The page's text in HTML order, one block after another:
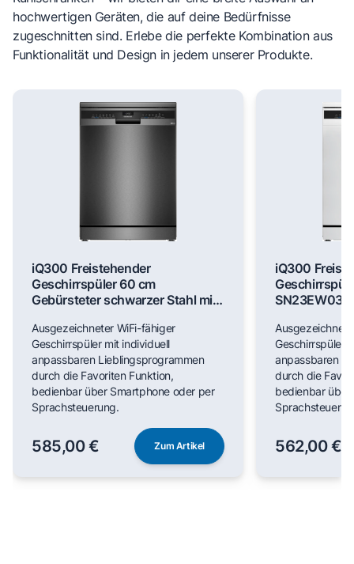
hochwertigen Geräten, die auf deine Bedürfnisse
zugeschnitten sind. Erlebe die perfekte Kombination aus
Funktionalität und Design in jedem unserer Produkte.
iQ300 Freistehender
Geschirrspüler 60 cm
Gebürsteter schwarzer Stahl mit
Ausgezeichneter WiFi-fähiger
Geschirrspüler mit individuell
anpassbaren Lieblingsprogrammen
durch die Favoriten Funktion,
bedienbar über Smartphone oder per
Sprachsteuerung.
585,00 € Zum Artikel
iQ300
Geschirrspüler
anpassbaren
durch die
bedienbar über
562,00 €